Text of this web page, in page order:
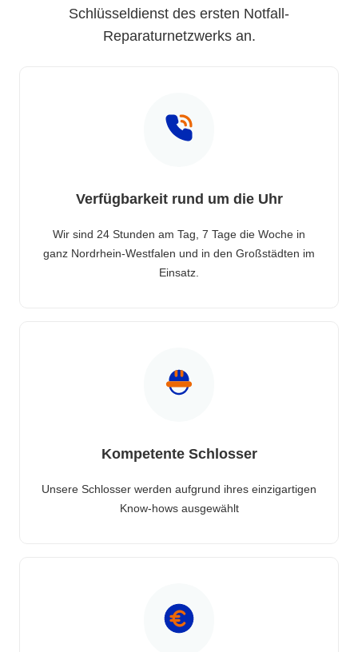
Schlüsseldienst des ersten Notfall-
Reparaturnetzwerks an.
Verfügbarkeit rund um die Uhr
Wir sind 24 Stunden am Tag, 7 Tage die Woche in
ganz Nordrhein-Westfalen und in den Großstädten im
Einsatz.
Kompetente Schlosser
Unsere Schlosser werden aufgrund ihres einzigartigen
Know-hows ausgewählt